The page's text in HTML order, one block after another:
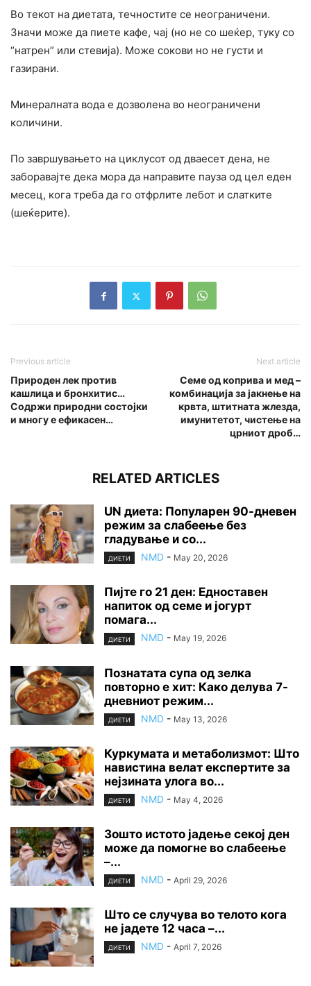
Во текот на диетата, течностите се неограничени.
Значи може да пиете кафе, чај (но не со шеќер, туку со
“натрен” или стевија). Може сокови но не густи и
газирани.
Минералната вода е дозволена во неограничени
количини.
По завршувањето на циклусот од дваесет дена, не
заборавајте дека мора да направите пауза од цел еден
месец, кога треба да го отфрлите лебот и слатките
(шеќерите).
Previous article
Природен лек против
кашлица и бронхитис…
Содржи природни состојки
и многу е ефикасен…
Next article
Семе од коприва и мед –
комбинација за јакнење на
крвта, штитната жлезда,
имунитетот, чистење на
црниот дроб…
RELATED ARTICLES
UN диета: Популарен 90-дневен
режим за слабеење без
гладување и со...
ДИЕТИ NMD - May 20, 2026
Пијте го 21 ден: Едноставен
напиток од семе и јогурт
помага...
ДИЕТИ NMD - May 19, 2026
Познатата супа од зелка
повторно е хит: Како делува 7-
дневниот режим...
ДИЕТИ NMD - May 13, 2026
Куркумата и метаболизмот: Што
навистина велат експертите за
нејзината улога во...
ДИЕТИ NMD - May 4, 2026
Зошто истото јадење секој ден
може да помогне во слабеење
–...
ДИЕТИ NMD - April 29, 2026
Што се случува во телото кога
не јадете 12 часа –...
ДИЕТИ NMD - April 7, 2026